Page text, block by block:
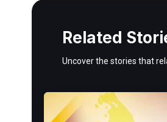
Related
Uncover the stories that